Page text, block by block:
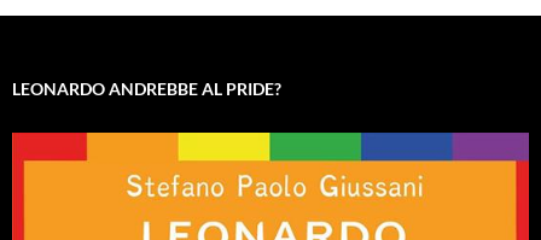
LEONARDO ANDREBBE AL PRIDE?